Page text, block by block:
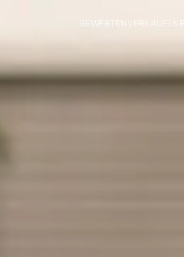
BEWERTEN VERKAUFEN